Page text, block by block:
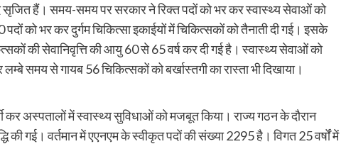
हैं। समय-समय पर सरकार ने रिक्त पदों को भर कर स्वास्थ्य सेवाओं को
को भर कर दुर्गम चिकित्सा इकाईयों में चिकित्सकों को तैनाती दी गई। इसके
की सेवानिवृत्ति की आयु 60 से 65 वर्ष कर दी गई है। स्वास्थ्य सेवाओं को
से गायब 56 चिकित्सकों को बर्खास्तगी का रास्ता भी दिखाया।
कर अस्पतालों में स्वास्थ्य सुविधाओं को मजबूत किया। राज्य गठन के दौरान
गई। वर्तमान में एएनएम के स्वीकृत पदों की संख्या 2295 है। विगत 25 वर्षों में